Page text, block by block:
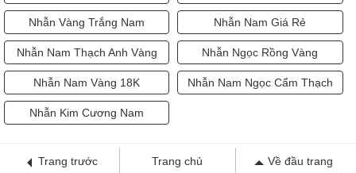
Nhẫn Vàng Trắng Nam Nhẫn Nam Giá Rẻ
Nhẫn Nam Thạch Anh Vàng Nhẫn Ngọc Rồng Vàng
Nhẫn Nam Vàng 18K Nhẫn Nam Ngọc Cẩm Thạch
Nhẫn Kim Cương Nam
Trang trước Trang chủ Về đầu trang